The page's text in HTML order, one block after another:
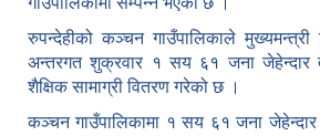
रुपन्देहीको कञ्चन गाउँपालिकाले मुख्यमन्त्री
अन्तरगत शुक्रवार १ सय ६१ जना जेहेन्दार
शैक्षिक सामाग्री वितरण गरेको छ ।
कञ्चन गाउँपालिकामा १ सय ६१ जना जेहेन्दार